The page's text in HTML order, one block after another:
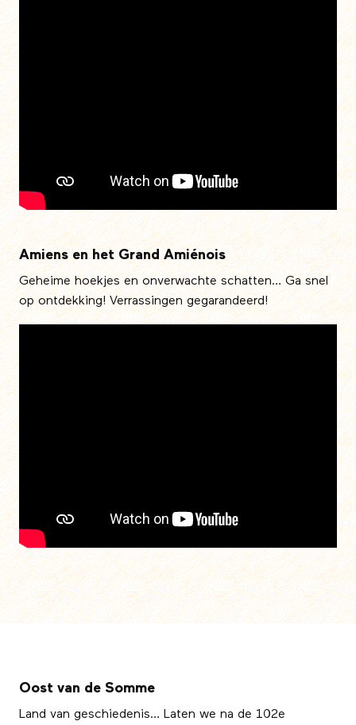
Amiens en het Grand Amiénois
Geheime hoekjes en onverwachte schatten… Ga snel
op ontdekking! Verrassingen gegarandeerd!
Oost van de Somme
Land van geschiedenis… Laten we na de 102e